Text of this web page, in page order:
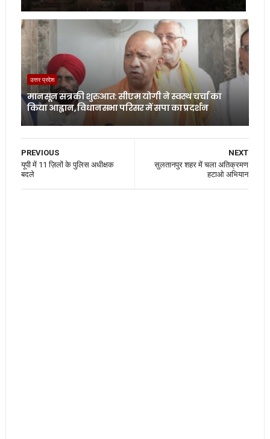
उत्तर प्रदेश
मानसून सत्र की शुरुआत: सीएम योगी ने स्वस्थ चर्चा का
किया आह्वान, विधानसभा परिसर में सपा का प्रदर्शन
NEXT
सुलतानपुर शहर में चला अतिक्रमण
हटाओ अभियान
PREVIOUS
यूपी में 11 ज़िलों के पुलिस अधीक्षक
बदले